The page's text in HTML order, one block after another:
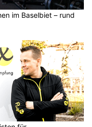
im Baselbiet – rund